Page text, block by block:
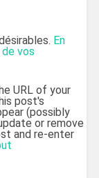
En
vos
URL of your
post's
(possibly
or remove
and re-enter